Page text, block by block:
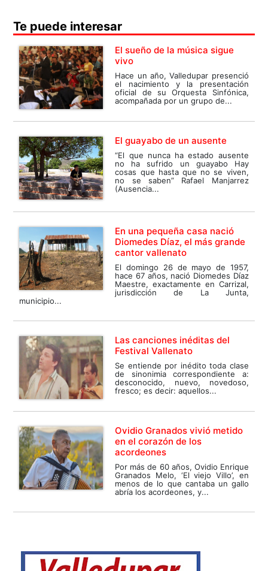
Te puede interesar
El sueño de la música sigue
vivo
Hace un año, Valledupar presenció
el nacimiento y la presentación
oficial de su Orquesta Sinfónica,
acompañada por un grupo de...
El guayabo de un ausente
“El que nunca ha estado ausente
no ha sufrido un guayabo Hay
cosas que hasta que no se viven,
no se saben” Rafael Manjarrez
(Ausencia...
En una pequeña casa nació
Diomedes Díaz, el más grande
cantor vallenato
El domingo 26 de mayo de 1957,
hace 67 años, nació Diomedes Díaz
Maestre, exactamente en Carrizal,
jurisdicción de La Junta,
municipio...
Las canciones inéditas del
Festival Vallenato
Se entiende por inédito toda clase
de sinonimia correspondiente a:
desconocido, nuevo, novedoso,
fresco; es decir: aquellos...
Ovidio Granados vivió metido
en el corazón de los
acordeones
Por más de 60 años, Ovidio Enrique
Granados Melo, ‘El viejo Villo’, en
menos de lo que cantaba un gallo
abría los acordeones, y...